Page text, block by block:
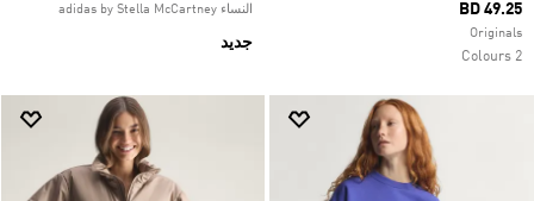
BD 49.25
Originals
2 Colours
النساء adidas by Stella McCartney
جديد